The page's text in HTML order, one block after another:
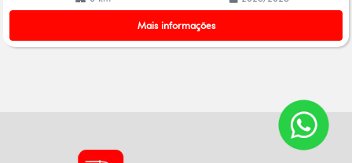
Mais informações